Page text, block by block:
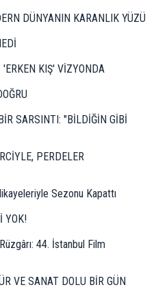
DÜNYANIN KARANLIK YÜZÜ
KIŞ' VİZYONDA
SARSINTI: "BİLDİĞİN GİBİ
PERDELER
Sezonu Kapattı
YOK!
44. İstanbul Film
VE SANAT DOLU BİR GÜN